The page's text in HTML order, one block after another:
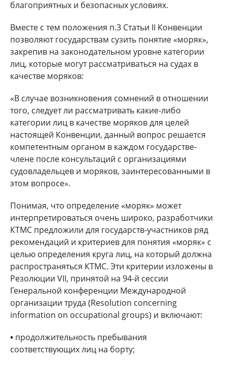
благоприятных и безопасных условиях.
Вместе с тем положения п.3 Статьи II Конвенции
позволяют государствам сузить понятие «моряк»,
закрепив на законодательном уровне категории
лиц, которые могут рассматриваться на судах в
качестве моряков:
«В случае возникновения сомнений в отношении
того, следует ли рассматривать какие-либо
категории лиц в качестве моряков для целей
настоящей Конвенции, данный вопрос решается
компетентным органом в каждом государстве-
члене после консультаций с организациями
судовладельцев и моряков, заинтересованными в
этом вопросе».
Понимая, что определение «моряк» может
интерпретироваться очень широко, разработчики
КТМС предложили для государств-участников ряд
рекомендаций и критериев для понятия «моряк» с
целью определения круга лиц, на который должна
распространяться КТМС. Эти критерии изложены в
Резолюции VII, принятой на 94-й сессии
Генеральной конференции Международной
организации труда (Resolution concerning
information on occupational groups) и включают:
• продолжительность пребывания
соответствующих лиц на борту;